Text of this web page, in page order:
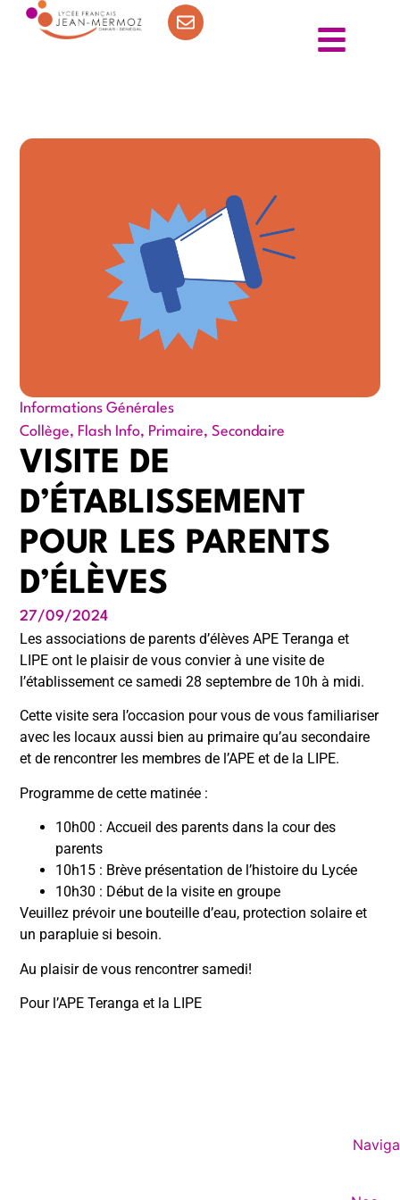
Informations Générales
Collège, Flash Info, Primaire,Secondaire
VISITE DE
D’ÉTABLISSEMENT
POUR LES PARENTS
D’ÉLÈVES
27/09/2024
Les associations de parents d’élèves APE Teranga et
LIPE ont le plaisir de vous convier à une visite de
l’établissement ce samedi 28 septembre de 10h à midi.
Cette visite sera l’occasion pour vous de vous familiariser
avec les locaux aussi bien au primaire qu’au secondaire
et de rencontrer les membres de l’APE et de la LIPE.
Programme de cette matinée :
10h00 : Accueil des parents dans la cour des
parents
10h15 : Brève présentation de l’histoire du Lycée
10h30 : Début de la visite en groupe
Veuillez prévoir une bouteille d’eau, protection solaire et
un parapluie si besoin.
Au plaisir de vous rencontrer samedi!
Pour l’APE Teranga et la LIPE